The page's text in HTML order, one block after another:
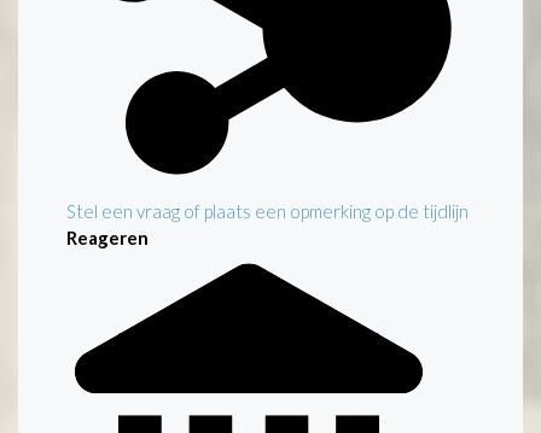
Stel een vraag of plaats een opmerking op de tijdlijn
Reageren